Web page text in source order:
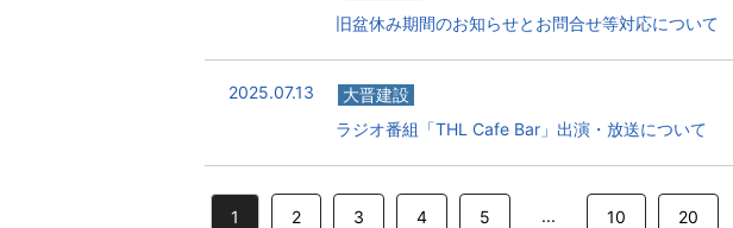
旧盆休み期間のお知らせとお問合せ等対応について
2025.07.13
大晋建設
ラジオ番組「THL Cafe Bar」出演・放送について
1 2 3 4 5 ... 10 20